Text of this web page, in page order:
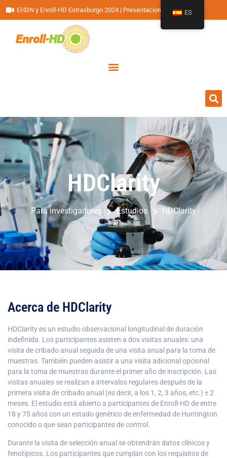
EHDN y Enroll-HD Estrasburgo 2024 | Presentaciones
HDClarity
Para investigadores Estudios HDClarity
Acerca de HDClarity
HDClarity es un estudio observacional longitudinal de duración
indefinida. Los participantes asisten a dos visitas anuales: una
visita de cribado anual seguida de una visita anual para la toma de
muestras. También pueden asistir a una visita adicional opcional
para la toma de muestras durante el primer año de inscripción. Las
visitas anuales se realizan a intervalos regulares después de la
primera visita de cribado anual (es decir, a los 1, 2, 3 años, etc.) ± 2
meses. El estudio está abierto a participantes de Enroll-HD de entre
18 y 75 años con un estado genético de enfermedad de Huntington
conocido o que sean participantes de control.
Durante la visita de selección anual se obtendrán datos clínicos y
fenotípicos. Los participantes que cumplan con los requisitos de
ES